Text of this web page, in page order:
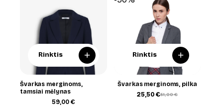
Rinktis +
Švarkas merginoms,
tamsiai mėlynas
59,00 €
Rinktis +
Švarkas merginoms, pilka
51,00€
Original
25,50 €
Current